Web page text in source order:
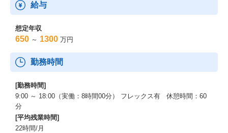
・入社後研修後～参画プロジェクトの決定までは、e-learningによ
る自己研鑽やプロジェクトの準備をおこなっていただきます。
・社内面談、お客様面談を通して案件への配属が決定されます。
給与
想定年収
650 ～ 1300 万円
勤務時間
[勤務時間]
9:00 ～ 18:00（実働：8時間00分） フレックス有 休憩時間：60
分
[平均残業時間]
22時間/月